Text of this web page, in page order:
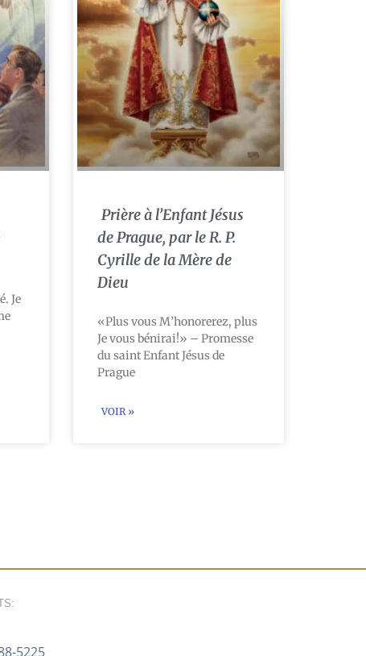
Je
Prière à l’Enfant Jésus
de Prague, par le R. P.
Cyrille de la Mère de
Dieu
«Plus vous M’honorerez, plus
Je vous bénirai!» – Promesse
du saint Enfant Jésus de
Prague
VOIR »
5225